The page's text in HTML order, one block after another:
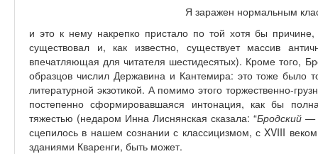
Я заражен нормальным
и это к нему накрепко пристало по той хотя бы причине,
существовал и, как известно, существует массив
впечатляющая для читателя шестидесятых). Кроме того,
образцов числил Державина и Кантемира: это тоже было
литературной экзотикой. А помимо этого торжественно-
постепенно сформировавшаяся интонация, как бы
тяжестью (недаром Инна Лиснянская сказала: “Бродский —
сцепилось в нашем сознании с классицизмом, с XVIII
зданиями Кваренги, быть может.